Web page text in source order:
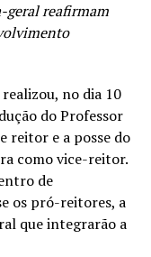
geral reafirmam
no dia 10
do Professor
reitor e a posse do
como vice-reitor.
de
os pró-reitores, a
que integrarão a